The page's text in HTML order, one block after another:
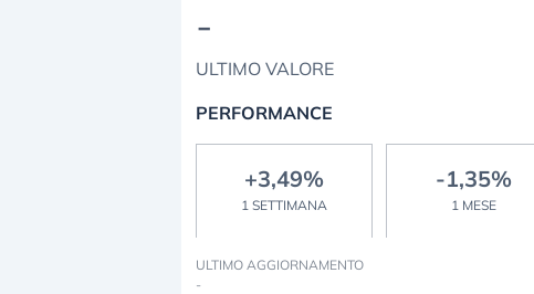
-
ULTIMO VALORE
PERFORMANCE
+3,49%
1 SETTIMANA
-1,35%
1 MESE
ULTIMO AGGIORNAMENTO
-